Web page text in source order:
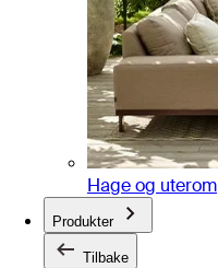
Hage og uterom
Produkter
Tilbake